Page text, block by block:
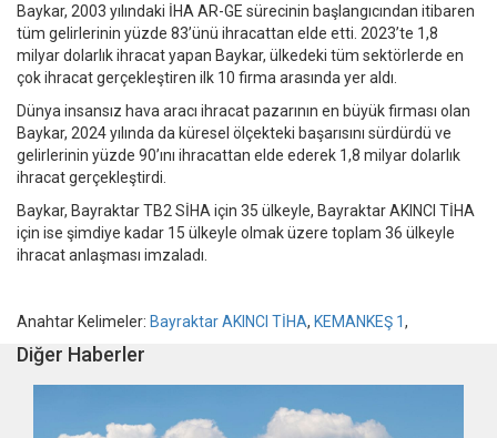
Baykar, 2003 yılındaki İHA AR-GE sürecinin başlangıcından itibaren
tüm gelirlerinin yüzde 83’ünü ihracattan elde etti. 2023’te 1,8
milyar dolarlık ihracat yapan Baykar, ülkedeki tüm sektörlerde en
çok ihracat gerçekleştiren ilk 10 firma arasında yer aldı.
Dünya insansız hava aracı ihracat pazarının en büyük firması olan
Baykar, 2024 yılında da küresel ölçekteki başarısını sürdürdü ve
gelirlerinin yüzde 90’ını ihracattan elde ederek 1,8 milyar dolarlık
ihracat gerçekleştirdi.
Baykar, Bayraktar TB2 SİHA için 35 ülkeyle, Bayraktar AKINCI TİHA
için ise şimdiye kadar 15 ülkeyle olmak üzere toplam 36 ülkeyle
ihracat anlaşması imzaladı.
Anahtar Kelimeler: Bayraktar AKINCI TİHA, KEMANKEŞ 1,
Diğer Haberler